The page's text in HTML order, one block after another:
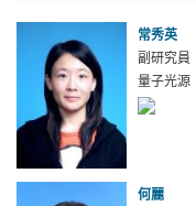
常秀英
副研究員
量子光源
何麗